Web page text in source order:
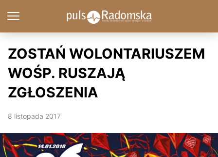
ZOSTAŃ WOLONTARIUSZEM
WOŚP. RUSZAJĄ
ZGŁOSZENIA
8 listopada 2017